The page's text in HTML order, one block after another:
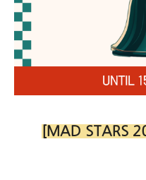
[MAD STARS